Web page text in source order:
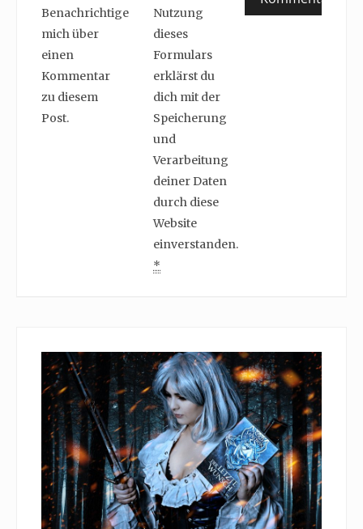
Benachrichtige
mich über
einen
Kommentar
zu diesem
Post.
Nutzung
dieses
Formulars
erklärst du
dich mit der
Speicherung
und
Verarbeitung
deiner Daten
durch diese
Website
einverstanden.
*